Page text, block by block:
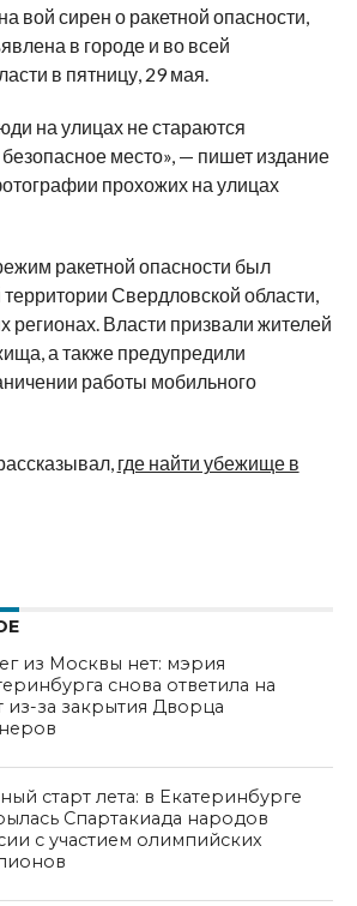
вой сирен о ракетной опасности,
в городе и во всей
в пятницу, 29 мая.
на улицах не стараются
место», — пишет издание
прохожих на улицах
ракетной опасности был
территории Свердловской области,
регионах. Власти призвали жителей
а также предупредили
работы мобильного
где найти убежище в
из Москвы нет: мэрия
снова ответила на
из-за закрытия Дворца
старт лета: в Екатеринбурге
Спартакиада народов
с участием олимпийских